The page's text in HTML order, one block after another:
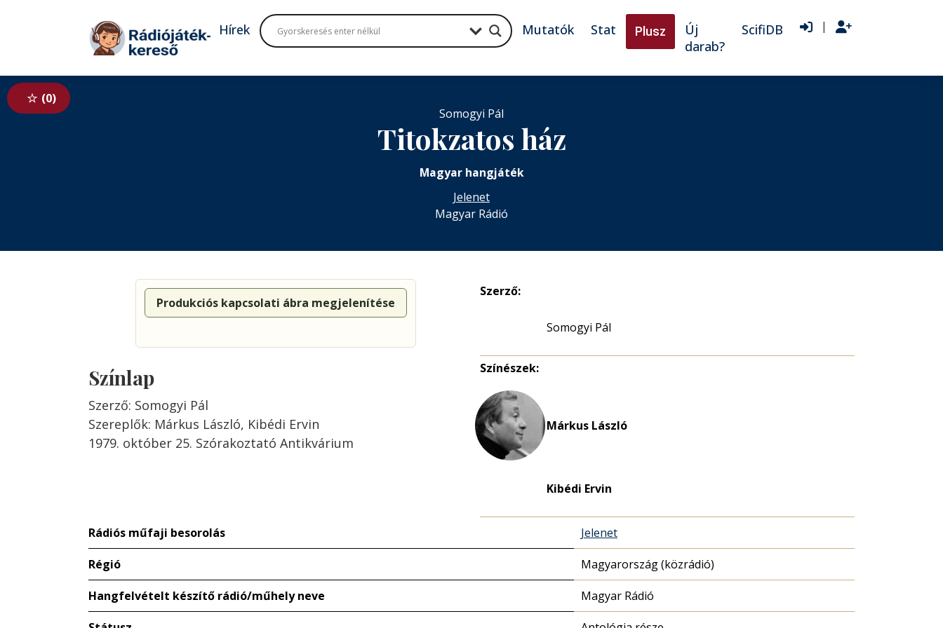
Tovább a tartalomhoz
Hírek Mutatók Stat Plusz
Új
darab?
ScifiDB |
0
Somogyi Pál
Titokzatos ház
Magyar hangjáték
Jelenet
Magyar Rádió
Produkciós kapcsolati ábra megjelenítése
Színlap
Szerző: Somogyi Pál
Szereplők: Márkus László, Kibédi Ervin
1979. október 25. Szórakoztató Antikvárium
Szerző:
Somogyi Pál
Színészek:
Márkus László
Kibédi Ervin
Rádiós műfaji besorolás Jelenet
Régió Magyarország (közrádió)
Hangfelvételt készítő rádió/műhely neve Magyar Rádió